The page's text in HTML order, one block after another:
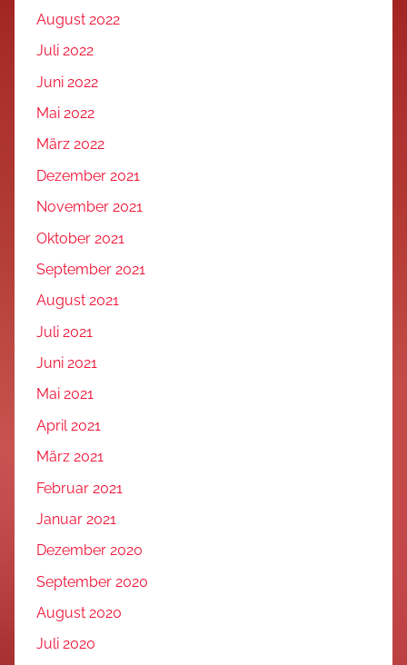
August 2022
Juli 2022
Juni 2022
Mai 2022
März 2022
Dezember 2021
November 2021
Oktober 2021
September 2021
August 2021
Juli 2021
Juni 2021
Mai 2021
April 2021
März 2021
Februar 2021
Januar 2021
Dezember 2020
September 2020
August 2020
Juli 2020